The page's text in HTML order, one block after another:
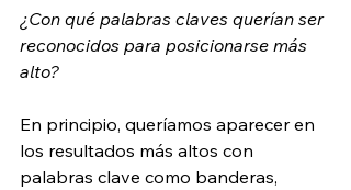
¿Con qué palabras claves querían ser
reconocidos para posicionarse más
alto?
En principio, queríamos aparecer en
los resultados más altos con
palabras clave como banderas,